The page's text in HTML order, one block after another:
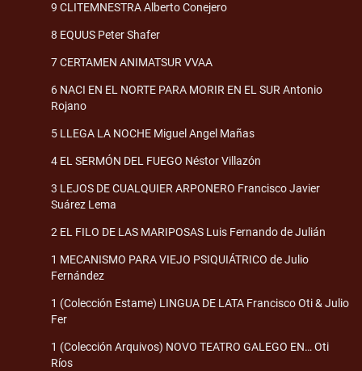
9 CLITEMNESTRA Alberto Conejero
8 EQUUS Peter Shafer
7 CERTAMEN ANIMATSUR VVAA
6 NACI EN EL NORTE PARA MORIR EN EL SUR Antonio
Rojano
5 LLEGA LA NOCHE Miguel Angel Mañas
4 EL SERMÓN DEL FUEGO Néstor Villazón
3 LEJOS DE CUALQUIER ARPONERO Francisco Javier
Suárez Lema
2 EL FILO DE LAS MARIPOSAS Luis Fernando de Julián
1 MECANISMO PARA VIEJO PSIQUIÁTRICO de Julio
Fernández
1 (Colección Estame) LINGUA DE LATA Francisco Oti & Julio
Fer
1 (Colección Arquivos) NOVO TEATRO GALEGO EN… Oti
Ríos